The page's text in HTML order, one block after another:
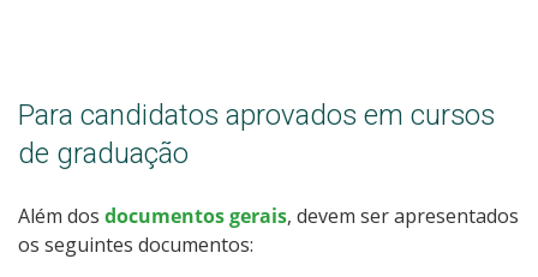
Para candidatos aprovados em cursos
de graduação
Além dos documentos gerais, devem ser apresentados
os seguintes documentos: